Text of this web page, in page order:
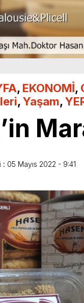
, EKONOMİ,
,Yaşam,
: 05 Mayıs 2022 - 9:41